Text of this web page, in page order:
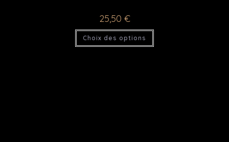
25,50 €
Choix des options